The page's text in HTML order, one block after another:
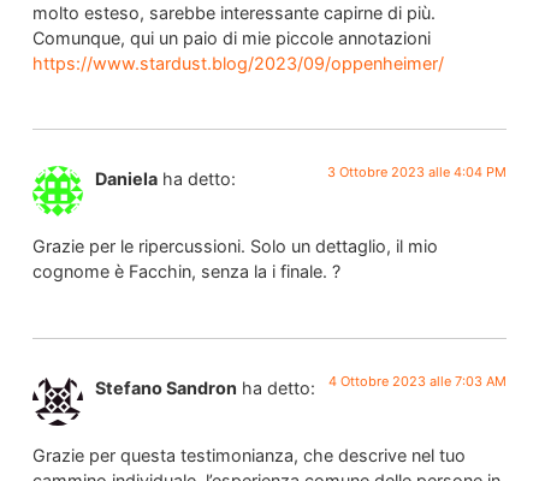
molto esteso, sarebbe interessante capirne di più.
Comunque, qui un paio di mie piccole annotazioni
https://www.stardust.blog/2023/09/oppenheimer/
Daniela ha detto: 3 Ottobre 2023 alle 4:04 PM
Grazie per le ripercussioni. Solo un dettaglio, il mio
cognome è Facchin, senza la i finale. ?
Stefano Sandron ha detto: 4 Ottobre 2023 alle 7:03 AM
Grazie per questa testimonianza, che descrive nel tuo